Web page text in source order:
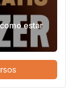
estar